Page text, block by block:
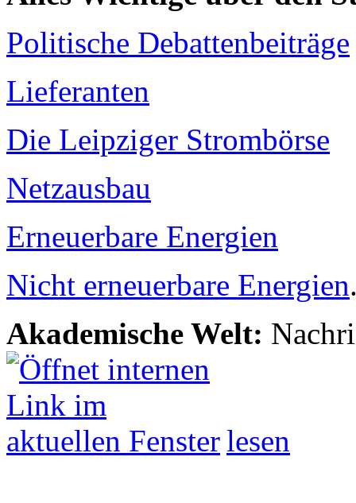
Politische Debattenbeiträge
Lieferanten
Die Leipziger Strombörse
Netzausbau
Erneuerbare Energien
Nicht erneuerbare Energien
Akademische Welt:
lesen